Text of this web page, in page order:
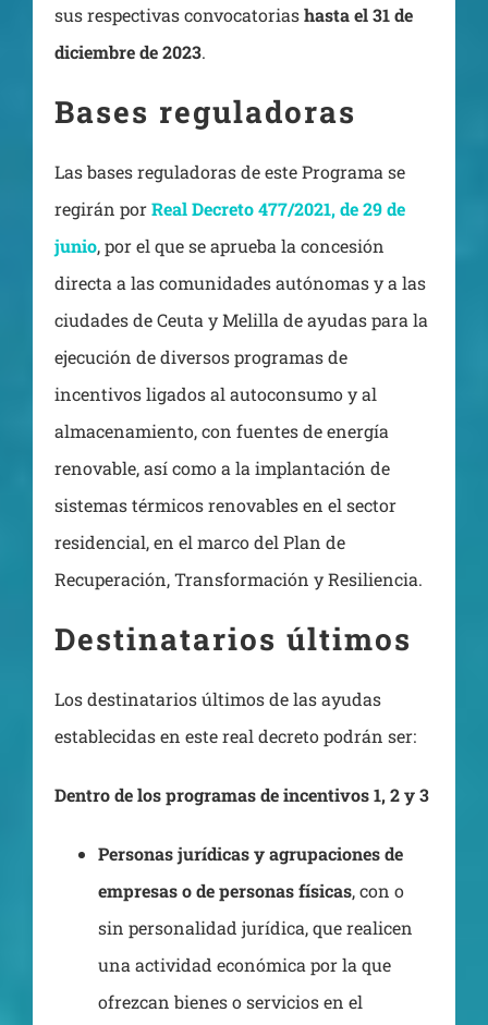
sus respectivas convocatoriashasta el 31 de
diciembre de 2023.
Bases reguladoras
Las bases reguladoras de este Programa se
regirán porReal Decreto 477/2021, de 29 de
junio, por el que se aprueba la concesión
directa a las comunidades autónomas y a las
ciudades de Ceuta y Melilla de ayudas para la
ejecución de diversos programas de
incentivos ligados al autoconsumo y al
almacenamiento, con fuentes de energía
renovable, así como a la implantación de
sistemas térmicos renovables en el sector
residencial, en el marco del Plan de
Recuperación, Transformación y Resiliencia.
Destinatarios últimos
Los destinatarios últimos de las ayudas
establecidas en este real decreto podrán ser:
Dentro de los programas de incentivos 1, 2 y 3
Personas jurídicas y agrupaciones de
empresas o de personas físicas, con o
sin personalidad jurídica, que realicen
una actividad económica por la que
ofrezcan bienes o servicios en el